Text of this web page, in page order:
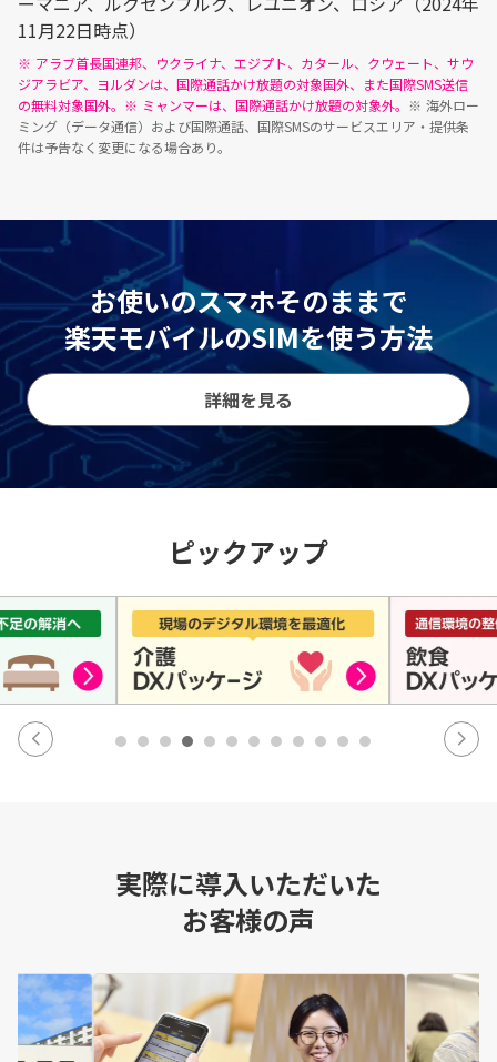
11月22日時点）
※ アラブ首長国連邦、ウクライナ、エジプト、カタール、クウェート、サウ
ジアラビア、ヨルダンは、国際通話かけ放題の対象国外、また国際SMS送信
の無料対象国外。 ※ ミャンマーは、国際通話かけ放題の対象外。 ※ 海外ロー
ミング（データ通信）および国際通話、国際SMSのサービスエリア・提供条
件は予告なく変更になる場合あり。
お使いのスマホそのままで
楽天モバイルのSIMを使う方法
詳細を見る
ピックアップ
実際に導入いただいた
お客様の声